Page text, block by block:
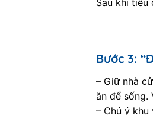
Bước 3:
– Giữ nhà
ăn để sống.
– Chú ý